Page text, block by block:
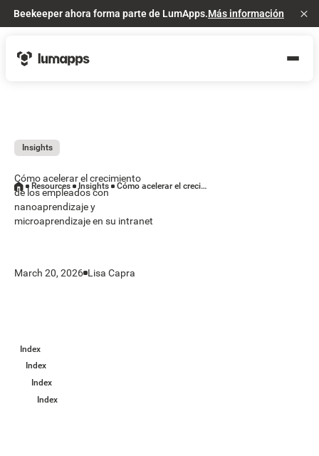
Beekeeper ahora forma parte de LumApps.Más información
Insights
Cómo acelerar el crecimiento
de los empleados con
nanoaprendizaje y
microaprendizaje en su intranet
March 20, 2026 Lisa Capra
Resources Insights Cómo acelerar el crecimiento de los empleados con nanoaprendizaje y microaprendizaje en su intranet
Index
Index
Index
Index